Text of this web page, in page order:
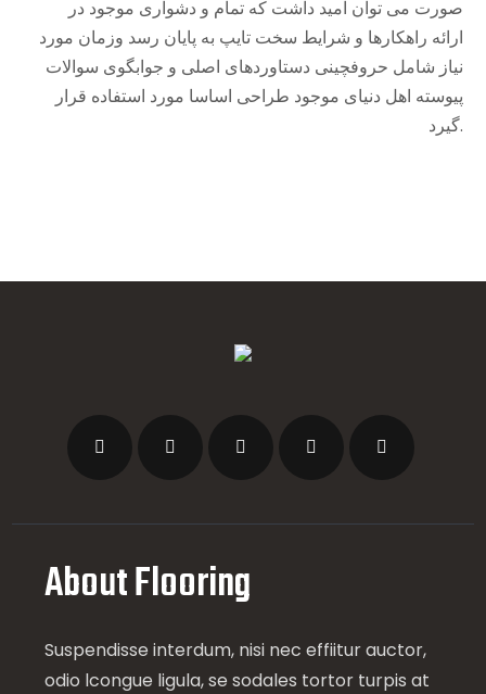
صورت می توان امید داشت که تمام و دشواری موجود در
ارائه راهکارها و شرایط سخت تایپ به پایان رسد وزمان مورد
نیاز شامل حروفچینی دستاوردهای اصلی و جوابگوی سوالات
پیوسته اهل دنیای موجود طراحی اساسا مورد استفاده قرار
گیرد.
About Flooring
Suspendisse interdum, nisi nec effiitur auctor,
odio lcongue ligula, se sodales tortor turpis at